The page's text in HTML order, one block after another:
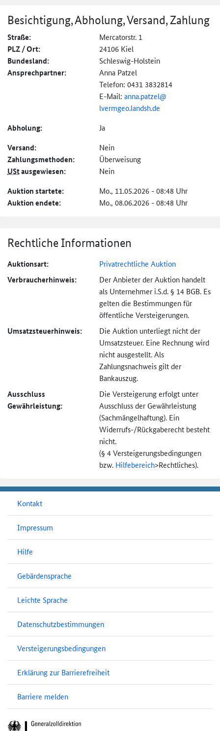
Besichtigung, Abholung, Versand, Zahlung
Straße: Mercatorstr. 1
PLZ / Ort: 24106 Kiel
Bundesland: Schleswig-Holstein
Ansprechpartner:
Anna Patzel
Telefon: 0431 3832814
E-Mail: anna.patzel@
lvermgeo.landsh.de
Abholung: Ja
Versand: Nein
Zahlungs­methoden: Überweisung
UStausgewiesen: Nein
Auktion startete: Mo., 11.05.2026 - 08:48 Uhr
Auktion endete: Mo., 08.06.2026 - 08:48 Uhr
Rechtliche Informationen
Auktionsart: Privatrechtliche Auktion
Verbraucher­hinweis:
Der Anbieter der Auktion handelt
als Unternehmer i.S.d. § 14 BGB. Es
gelten die Bestimmungen für
öffentliche Versteigerungen.
Umsatzsteuer­hinweis:
Die Auktion unterliegt nicht der
Umsatzsteuer. Eine Rechnung wird
nicht ausgestellt. Als
Zahlungsnachweis gilt der
Bankauszug.
Ausschluss
Gewährleistung:
Die Versteigerung erfolgt unter
Ausschluss der Gewährleistung
(Sachmängel­haftung). Ein
Widerrufs-/Rückgaberecht besteht
nicht.
(§ 4 Versteigerungs­bedingungen
bzw. Hilfebereich>Rechtliches).
Kontakt
Impressum
Hilfe
Gebärdensprache
Leichte Sprache
Datenschutzbestimmungen
Versteigerungsbedingungen
Erklärung zur Barrierefreiheit
Barriere melden